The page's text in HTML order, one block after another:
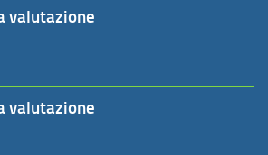
valutazione
valutazione